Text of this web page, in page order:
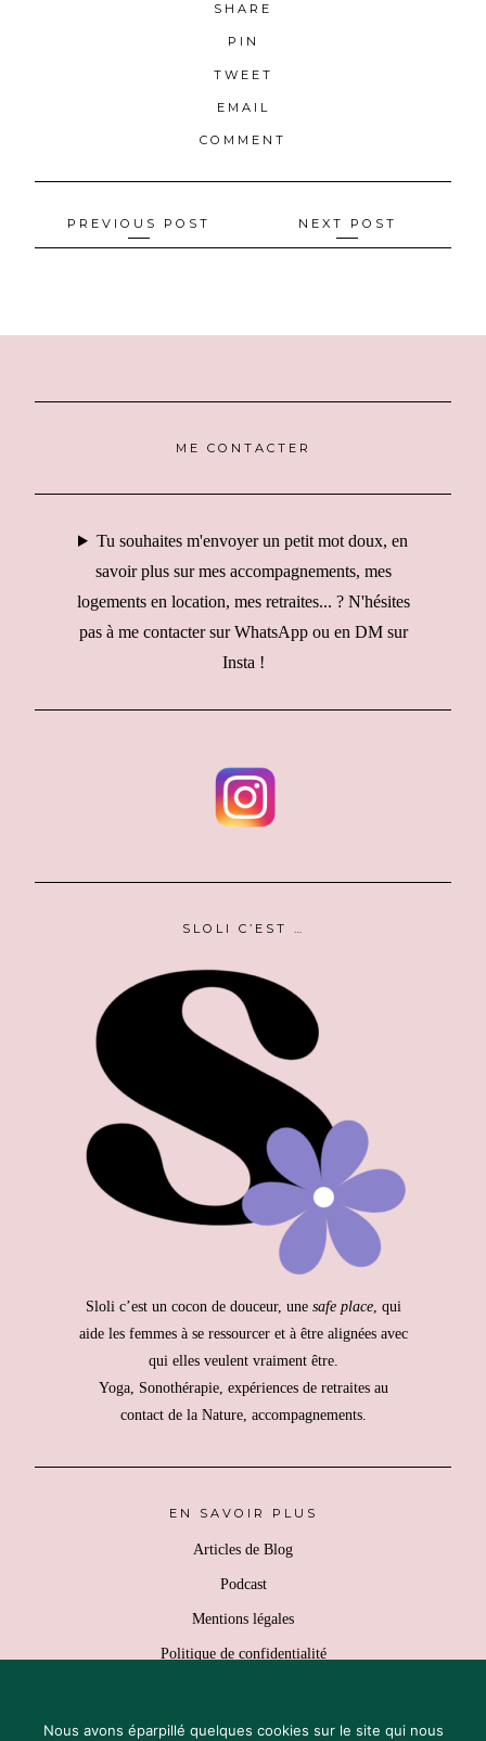
SHARE
PIN
TWEET
EMAIL
COMMENT
Navigation
PREVIOUS POST NEXT POST
ME CONTACTER
Tu souhaites m'envoyer un petit mot doux, en
savoir plus sur mes accompagnements, mes
logements en location, mes retraites... ? N'hésites
pas à me contacter sur WhatsApp ou en DM sur
Insta !
SLOLI C’EST …
Sloli c’est un cocon de douceur, une safe place, qui
aide les femmes à se ressourcer et à être alignées avec
qui elles veulent vraiment être.
Yoga, Sonothérapie, expériences de retraites au
contact de la Nature, accompagnements.
EN SAVOIR PLUS
Articles de Blog
Podcast
Mentions légales
Politique de confidentialité
Conditions générales de vente
Nous avons éparpillé quelques cookies sur le site qui nous